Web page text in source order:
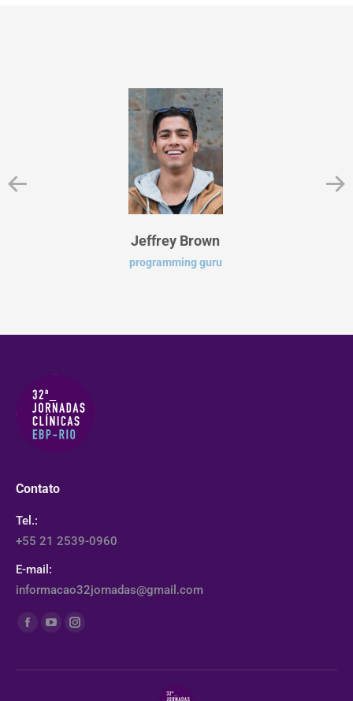
Jeffrey Brown
programming guru
Contato
Tel.:
+55 21 2539-0960
E-mail:
informacao32jornadas@gmail.com
Encontre-nos em:
Facebook
opens
YouTube
opens
Instagram
opens